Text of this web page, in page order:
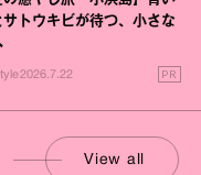
サトウキビが待つ、小さな
2026.7.22 PR
View all